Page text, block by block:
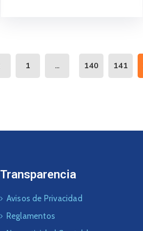
1 ... 140 141
Transparencia
Avisos de Privacidad
Reglamentos